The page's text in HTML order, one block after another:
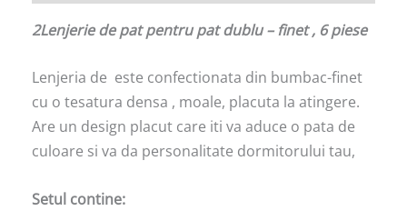
2Lenjerie de pat pentru pat dublu – finet , 6 piese
Lenjeria de este confectionata din bumbac-finet
cu o tesatura densa , moale, placuta la atingere.
Are un design placut care iti va aduce o pata de
culoare si va da personalitate dormitorului tau,
Setul contine: